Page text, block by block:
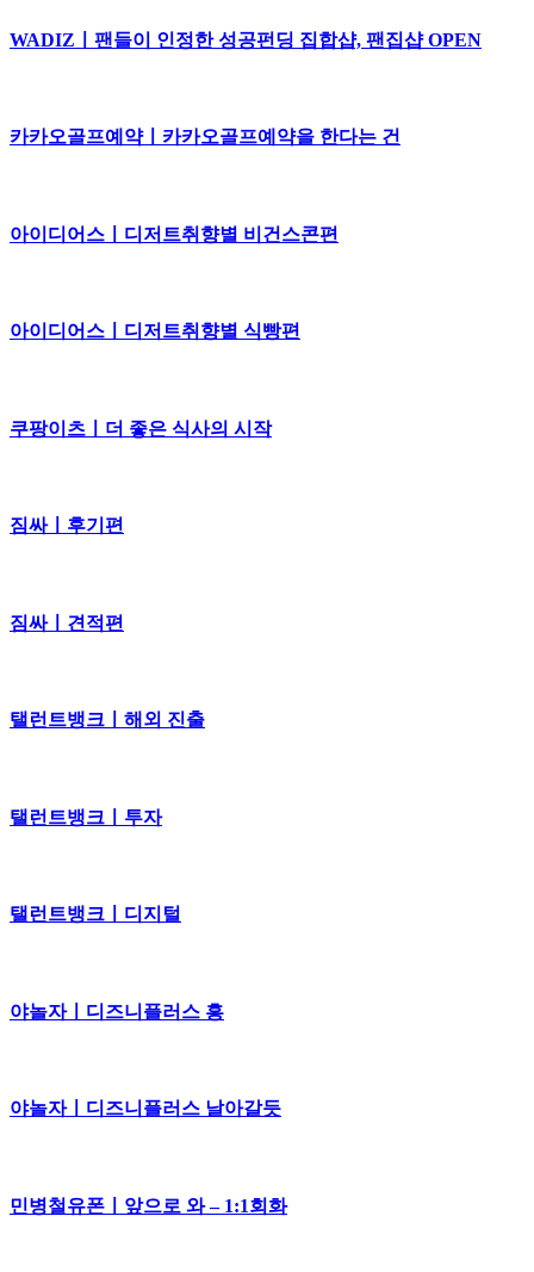
WADIZㅣ팬들이 인정한 성공펀딩 집합샵, 팬집샵 OPEN
카카오골프예약ㅣ카카오골프예약을 한다는 건
아이디어스ㅣ디저트취향별 비건스콘편
아이디어스ㅣ디저트취향별 식빵편
쿠팡이츠ㅣ더 좋은 식사의 시작
짐싸ㅣ후기편
짐싸ㅣ견적편
탤런트뱅크ㅣ해외 진출
탤런트뱅크ㅣ투자
탤런트뱅크ㅣ디지털
야놀자ㅣ디즈니플러스 흥
야놀자ㅣ디즈니플러스 날아갈듯
민병철유폰ㅣ앞으로 와 – 1:1회화